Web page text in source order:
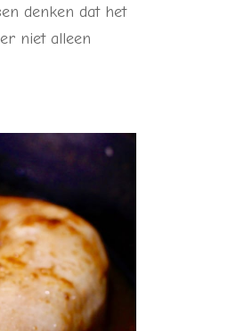
denken dat het
niet alleen